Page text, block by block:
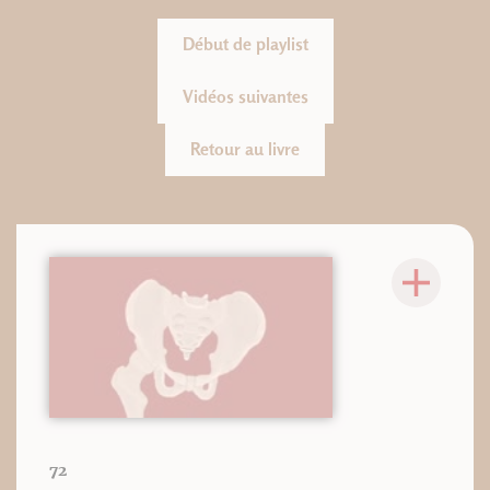
Début de playlist
Vidéos suivantes
Retour au livre
72